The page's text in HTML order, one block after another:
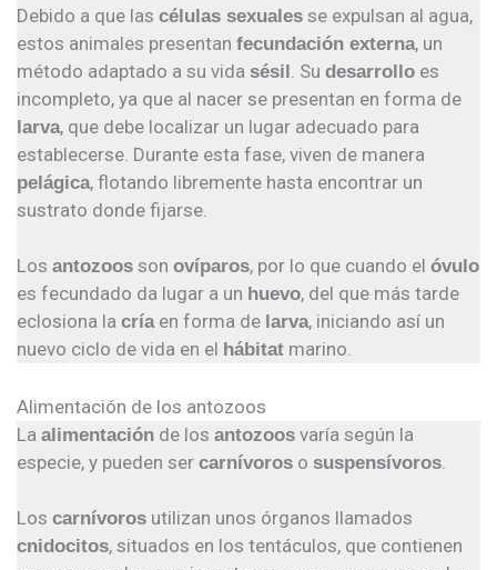
Debido a que las células sexuales se expulsan al agua,
estos animales presentan fecundación externa, un
método adaptado a su vida sésil . Su desarrollo es
incompleto, ya que al nacer se presentan en forma de
larva, que debe localizar un lugar adecuado para
establecerse. Durante esta fase, viven de manera
pelágica, flotando libremente hasta encontrar un
sustrato donde fijarse.
Los antozoos son ovíparos, por lo que cuando el óvulo
es fecundado da lugar a un huevo, del que más tarde
eclosiona la críaen forma de larva, iniciando así un
nuevo ciclo de vida en el hábitat marino.
Alimentación de los antozoos
La alimentación de los antozoos varía según la
especie, y pueden ser carnívoros o suspensívoros
Los carnívoros utilizan unos órganos llamados
cnidocitos, situados en los tentáculos, que contienen